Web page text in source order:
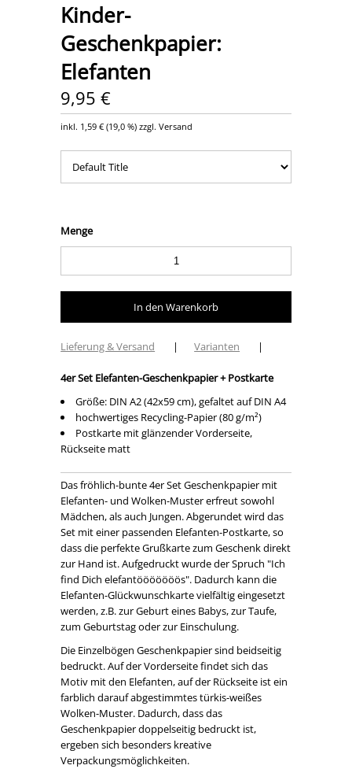
Kinder-
Geschenkpapier:
Elefanten
9,95 €
inkl. 1,59 € (19,0 %) zzgl. Versand
Menge
Lieferung & Versand | Varianten |
4er Set Elefanten-Geschenkpapier + Postkarte
Größe: DIN A2 (42x59 cm), gefaltet auf DIN A4
hochwertiges Recycling-Papier (80 g/m²)
Postkarte mit glänzender Vorderseite,
Rückseite matt
Das fröhlich-bunte 4er Set Geschenkpapier mit
Elefanten- und Wolken-Muster erfreut sowohl
Mädchen, als auch Jungen. Abgerundet wird das
Set mit einer passenden Elefanten-Postkarte, so
dass die perfekte Grußkarte zum Geschenk direkt
zur Hand ist. Aufgedruckt wurde der Spruch "Ich
find Dich elefantööööööös". Dadurch kann die
Elefanten-Glückwunschkarte vielfältig eingesetzt
werden, z.B. zur Geburt eines Babys, zur Taufe,
zum Geburtstag oder zur Einschulung.
Die Einzelbögen Geschenkpapier sind beidseitig
bedruckt. Auf der Vorderseite findet sich das
Motiv mit den Elefanten, auf der Rückseite ist ein
farblich darauf abgestimmtes türkis-weißes
Wolken-Muster. Dadurch, dass das
Geschenkpapier doppelseitig bedruckt ist,
ergeben sich besonders kreative
Verpackungsmöglichkeiten.